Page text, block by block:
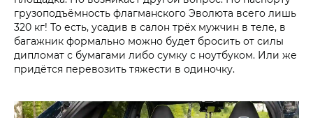
грузоподъёмность флагманского Эволюта всего лишь
320 кг! То есть, усадив в салон трёх мужчин в теле, в
багажник формально можно будет бросить от силы
дипломат с бумагами либо сумку с ноутбуком. Или же
придётся перевозить тяжести в одиночку.